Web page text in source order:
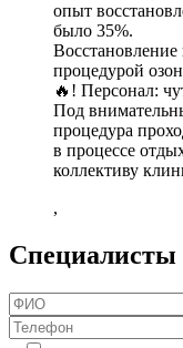
опыт
было 35%.
Восстановление
процедурой
🔥! Персонал:
Под
процедура
в процессе
коллективу
,
Специалисты